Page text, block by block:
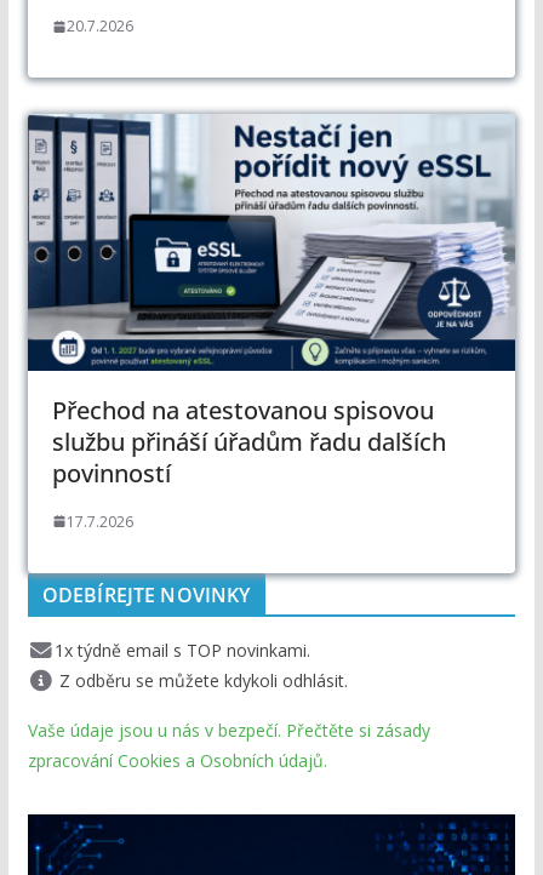
20.7.2026
Přechod na atestovanou spisovou
službu přináší úřadům řadu dalších
povinností
17.7.2026
ODEBÍREJTE NOVINKY
1x týdně email s TOP novinkami.
Z odběru se můžete kdykoli odhlásit.
Vaše údaje jsou u nás v bezpečí. Přečtěte si zásady
zpracování Cookies a Osobních údajů.